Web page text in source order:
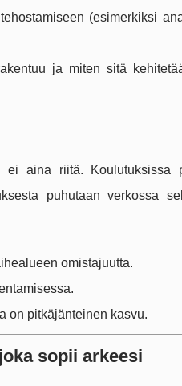
(esimerkiksi
ja miten sitä
aina riitä. Koulutuksissa
puhutaan verkossa
omistajuutta.
on pitkäjänteinen kasvu.
sopii arkeesi